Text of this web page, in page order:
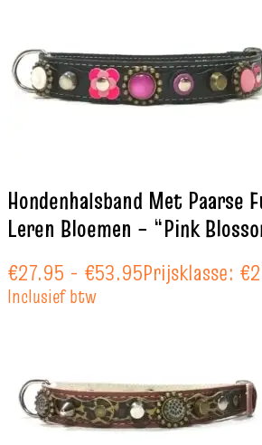
Hondenhalsband Met Paarse
Leren Bloemen – “Pink
€27.95 - €53.95Prijsklasse:
Inclusief btw